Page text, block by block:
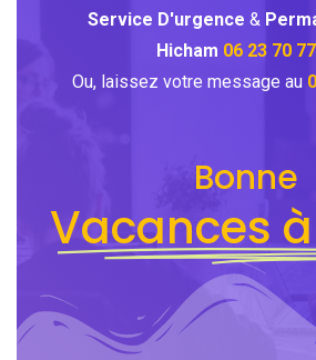
Service D'urgence &
Hicham 06 23 70
Ou, laissez votre message au
Bonne
Vacances